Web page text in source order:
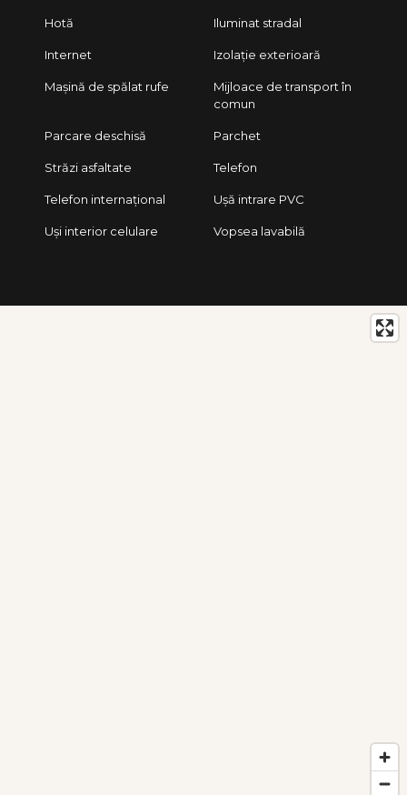
Hotă Iluminat stradal
Internet Izolație exterioară
Mașină de spălat rufe
Mijloace de transport în
comun
Parcare deschisă Parchet
Străzi asfaltate Telefon
Telefon internațional Ușă intrare PVC
Uși interior celulare Vopsea lavabilă